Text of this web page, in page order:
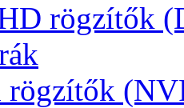
rögzítők
rögzítők